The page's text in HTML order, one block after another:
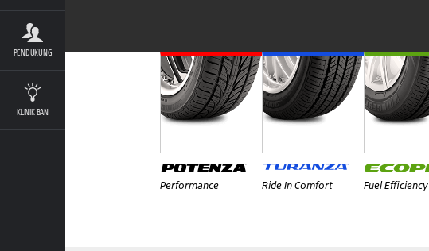
PENDUKUNG
KLINIK BAN
Performance Ride In Comfort Fuel Efficiency